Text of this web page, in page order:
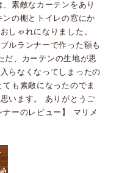
素敵なカーテンをあり
の棚とトイレの窓にか
しゃれになりました。
ルランナーで作った額も
だ、カーテンの生地が思
らなくなってしまったの
も素敵になったのでま
います。 ありがとうご
ーのレビュー】 マリメ